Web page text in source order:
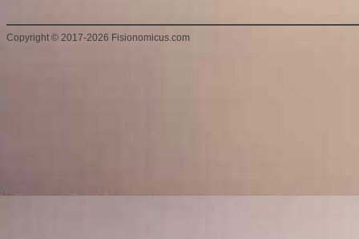
Copyright © 2017-2026 Fisionomicus.com